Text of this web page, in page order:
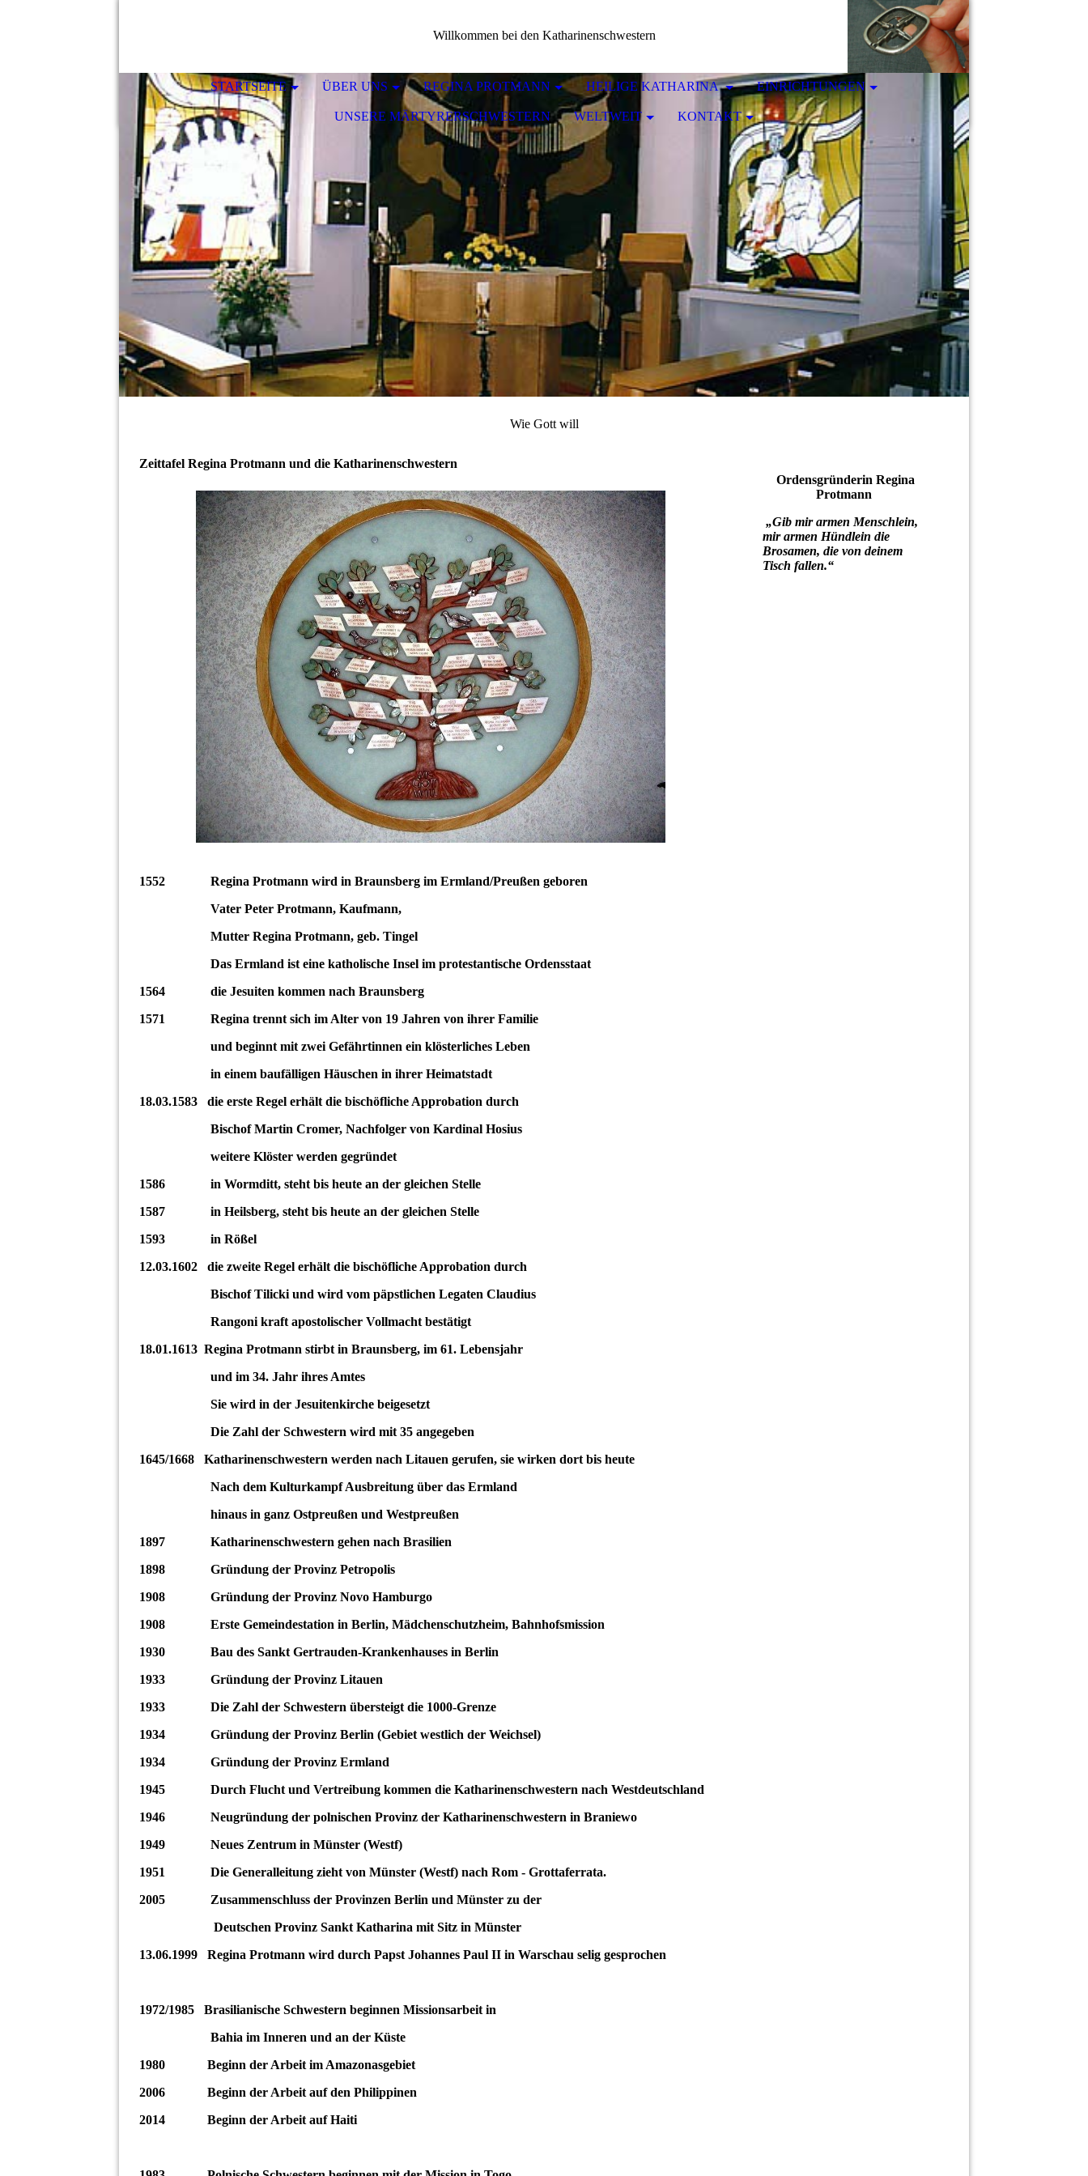
Willkommen bei den Katharinenschwestern
STARTSEITE ÜBER UNS REGINA PROTMANN HEILIGE KATHARINA EINRICHTUNGEN
UNSERE MÄRTYRERSCHWESTERN WELTWEIT KONTAKT
Wie Gott will
Zeittafel Regina Protmann und die Katharinenschwestern
1552 Regina Protmann wird in Braunsberg im Ermland/Preußen geboren
Vater Peter Protmann, Kaufmann,
Mutter Regina Protmann, geb. Tingel
Das Ermland ist eine katholische Insel im protestantische Ordensstaat
1564 die Jesuiten kommen nach Braunsberg
1571 Regina trennt sich im Alter von 19 Jahren von ihrer Familie
und beginnt mit zwei Gefährtinnen ein klösterliches Leben
in einem baufälligen Häuschen in ihrer Heimatstadt
18.03.1583 die erste Regel erhält die bischöfliche Approbation durch
Bischof Martin Cromer, Nachfolger von Kardinal Hosius
weitere Klöster werden gegründet
1586 in Wormditt, steht bis heute an der gleichen Stelle
1587 in Heilsberg, steht bis heute an der gleichen Stelle
1593 in Rößel
12.03.1602 die zweite Regel erhält die bischöfliche Approbation durch
Bischof Tilicki und wird vom päpstlichen Legaten Claudius
Rangoni kraft apostolischer Vollmacht bestätigt
18.01.1613 Regina Protmann stirbt in Braunsberg, im 61. Lebensjahr
und im 34. Jahr ihres Amtes
Sie wird in der Jesuitenkirche beigesetzt
Die Zahl der Schwestern wird mit 35 angegeben
1645/1668 Katharinenschwestern werden nach Litauen gerufen, sie wirken dort bis heute
Nach dem Kulturkampf Ausbreitung über das Ermland
hinaus in ganz Ostpreußen und Westpreußen
1897 Katharinenschwestern gehen nach Brasilien
1898 Gründung der Provinz Petropolis
1908 Gründung der Provinz Novo Hamburgo
1908 Erste Gemeindestation in Berlin, Mädchenschutzheim, Bahnhofsmission
1930 Bau des Sankt Gertrauden-Krankenhauses in Berlin
1933 Gründung der Provinz Litauen
1933 Die Zahl der Schwestern übersteigt die 1000-Grenze
1934 Gründung der Provinz Berlin (Gebiet westlich der Weichsel)
1934 Gründung der Provinz Ermland
1945 Durch Flucht und Vertreibung kommen die Katharinenschwestern nach Westdeutschland
1946 Neugründung der polnischen Provinz der Katharinenschwestern in Braniewo
1949 Neues Zentrum in Münster (Westf)
1951 Die Generalleitung zieht von Münster (Westf) nach Rom - Grottaferrata.
2005 Zusammenschluss der Provinzen Berlin und Münster zu der
Deutschen Provinz Sankt Katharina mit Sitz in Münster
13.06.1999 Regina Protmann wird durch Papst Johannes Paul II in Warschau selig gesprochen
1972/1985 Brasilianische Schwestern beginnen Missionsarbeit in
Bahia im Inneren und an der Küste
1980 Beginn der Arbeit im Amazonasgebiet
2006 Beginn der Arbeit auf den Philippinen
2014 Beginn der Arbeit auf Haiti
Ordensgründerin Regina
Protmann
„Gib mir armen Menschlein,
mir armen Hündlein die
Brosamen, die von deinem
Tisch fallen.“